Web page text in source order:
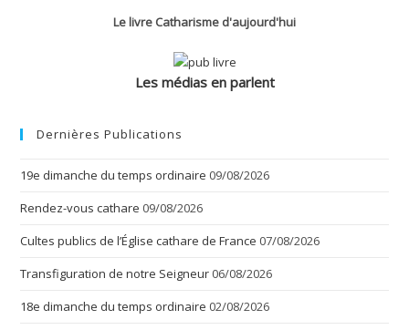
Le livre Catharisme d'aujourd'hui
Les médias en parlent
Dernières Publications
19e dimanche du temps ordinaire 09/08/2026
Rendez-vous cathare 09/08/2026
Cultes publics de l’Église cathare de France 07/08/2026
Transfiguration de notre Seigneur 06/08/2026
18e dimanche du temps ordinaire 02/08/2026